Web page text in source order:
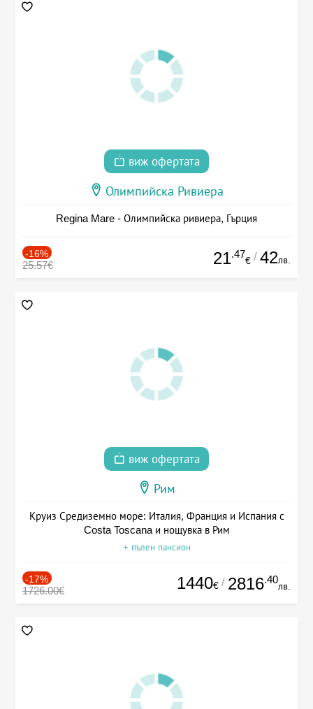
виж офертата
Олимпийска Ривиера
Regina Mare - Олимпийска ривиера, Гърция
-16%
25.57€ 21.47
€ / 42лв.
виж офертата
Рим
Круиз Средиземно море: Италия, Франция и Испания с
Costa Toscana и нощувка в Рим
+ пълен пансион
-17%
1726.00€ 1440€ / 2816.40
лв.